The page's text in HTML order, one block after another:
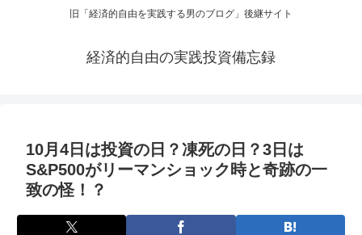
旧「経済的自由を実践する男のブログ」後継サイト
経済的自由の実践投資備忘録
10月4日は投資の日？凍死の日？3日は
S&P500がリーマンショック時と奇跡の一
致の怪！？